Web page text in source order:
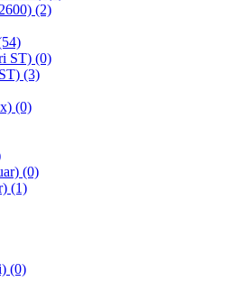
(2)
ST) (0)
(3)
(0)
(0)
(1)
(0)